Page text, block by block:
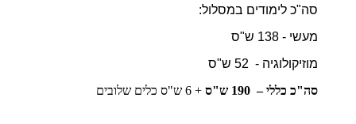
סה"כ לימודים במסלול:
מעשי - 138 ש"ס
מוזיקולוגיה - 52 ש"ס
סה"כ כללי – 190 ש"ס
+ 6 ש"ס כלים שלובים